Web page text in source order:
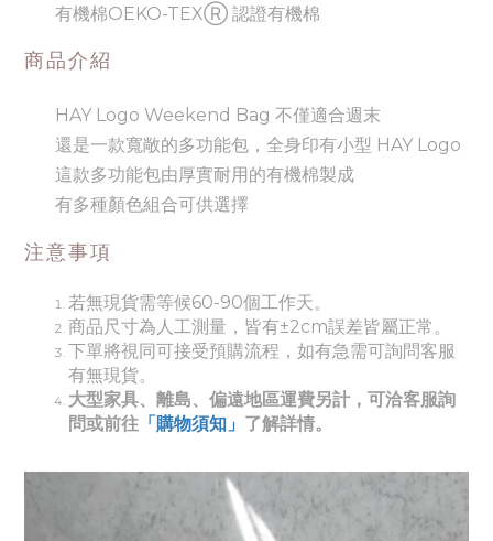
有機棉OEKO-TEXⓇ 認證有機棉
商品介紹
HAY Logo Weekend Bag 不僅適合週末
還是一款寬敞的多功能包，全身印有小型 HAY Logo
這款多功能包由厚實耐用的有機棉製成
有多種顏色組合可供選擇
注意事項
若無現貨需等候60-90個工作天。
商品尺寸為人工測量，皆有±2cm誤差皆屬正常。
下單將視同可接受預購流程，如有急需可詢問客服
有無現貨。
大型家具、離島、偏遠地區運費另計，可洽客服詢
問或前往 「購物須知」 了解詳情。